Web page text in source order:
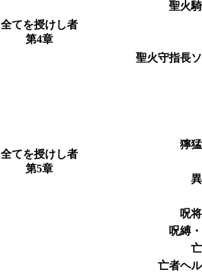
全てを授けし者
第4章
聖火
聖火守指長
全てを授けし者
第5章
獰
呪
呪縛
亡者ヘ